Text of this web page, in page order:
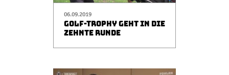
06.09.2019
GOLF-TROPHY GEHT IN DIE
ZEHNTE RUNDE